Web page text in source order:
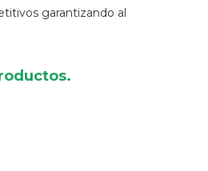
garantizando al